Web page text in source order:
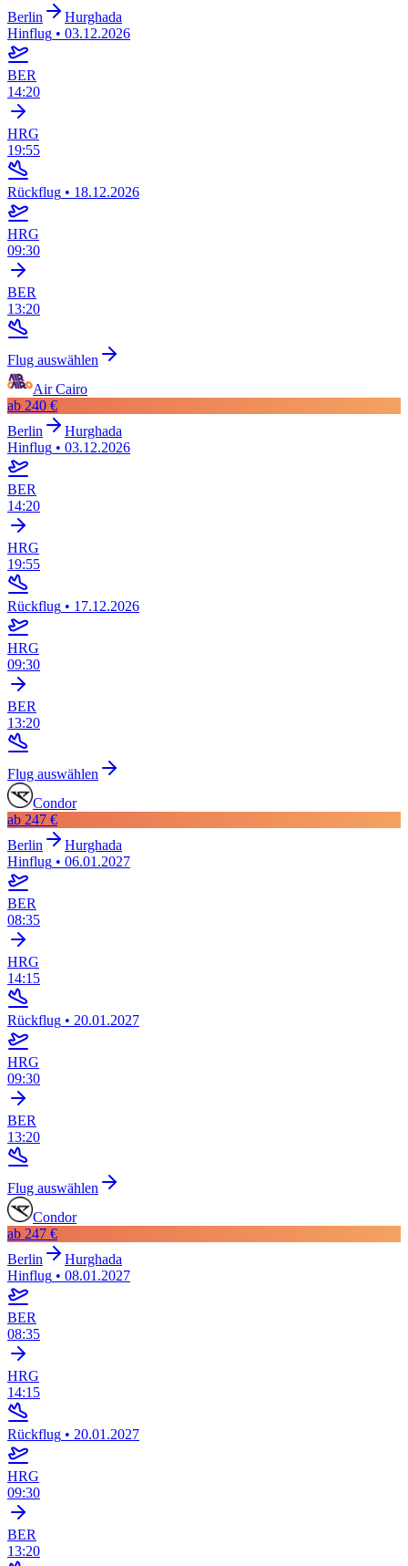
Berlin
Hurghada
Hinflug • 03.12.2026
BER
14:20
HRG
19:55
Rückflug • 18.12.2026
HRG
09:30
BER
13:20
Flug auswählen
Air Cairo
ab 240 €
Berlin
Hurghada
Hinflug • 03.12.2026
BER
14:20
HRG
19:55
Rückflug • 17.12.2026
HRG
09:30
BER
13:20
Flug auswählen
Condor
ab 247 €
Berlin
Hurghada
Hinflug • 06.01.2027
BER
08:35
HRG
14:15
Rückflug • 20.01.2027
HRG
09:30
BER
13:20
Flug auswählen
Condor
ab 247 €
Berlin
Hurghada
Hinflug • 08.01.2027
BER
08:35
HRG
14:15
Rückflug • 20.01.2027
HRG
09:30
BER
13:20